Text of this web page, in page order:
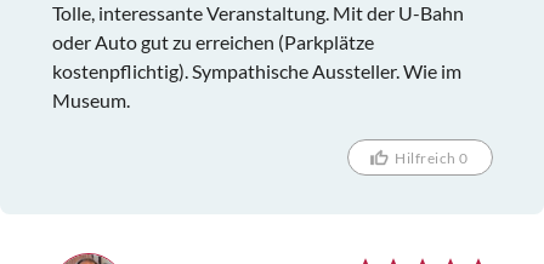
Tolle, interessante Veranstaltung. Mit der U-Bahn
oder Auto gut zu erreichen (Parkplätze
kostenpflichtig). Sympathische Aussteller. Wie im
Museum.
Hilfreich 0